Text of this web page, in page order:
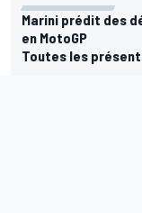
Marini prédit des
en MotoGP
Toutes les